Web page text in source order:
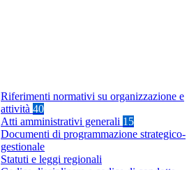
Riferimenti normativi su organizzazione e
attività 40
Atti amministrativi generali 15
Documenti di programmazione strategico-
gestionale
Statuti e leggi regionali